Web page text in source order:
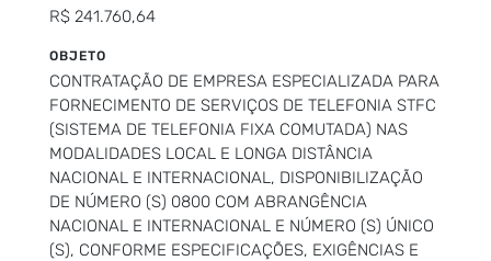
R$ 241.760,64
OBJETO
CONTRATAÇÃO DE EMPRESA ESPECIALIZADA PARA
FORNECIMENTO DE SERVIÇOS DE TELEFONIA STFC
(SISTEMA DE TELEFONIA FIXA COMUTADA) NAS
MODALIDADES LOCAL E LONGA DISTÂNCIA
NACIONAL E INTERNACIONAL, DISPONIBILIZAÇÃO
DE NÚMERO (S) 0800 COM ABRANGÊNCIA
NACIONAL E INTERNACIONAL E NÚMERO (S) ÚNICO
(S), CONFORME ESPECIFICAÇÕES, EXIGÊNCIAS E